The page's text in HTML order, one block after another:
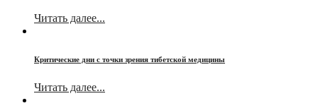
Читать далее...
Критические дни с точки зрения тибетской медицины
Читать далее...